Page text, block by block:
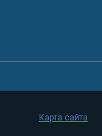
Карта сайта